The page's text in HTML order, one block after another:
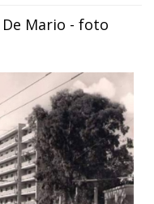
Mario - foto